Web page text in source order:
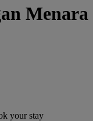
your stay